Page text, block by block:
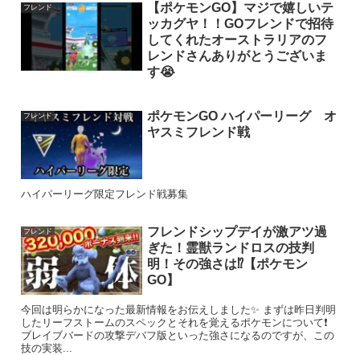
フレンド
【ポケモンGO】マジで嬉しいテ
ッカグヤ！！GOフレンドで招待
してくれたオーストラリアのフ
レンドさんありがとうございま
す😭
フレンド
ポケモンGO ハイパーリーグ オ
ヤスミフレンド戦
ハイパーリーグ限定フレンド戦募集
フレンド
フレンドシップデイが激アツ過
ぎた！霊獣ランドロスの技判
明！その強さは⁉︎【ポケモン
GO】
今回は明らかになった最新情報をお伝えしました✨ まずは昨日判明
したリーフストームのスペックとそれを覚えるポケモンについて❗️
ブレイブバードの攻撃デバフ版といった強さになるのですが、この
技の実装...